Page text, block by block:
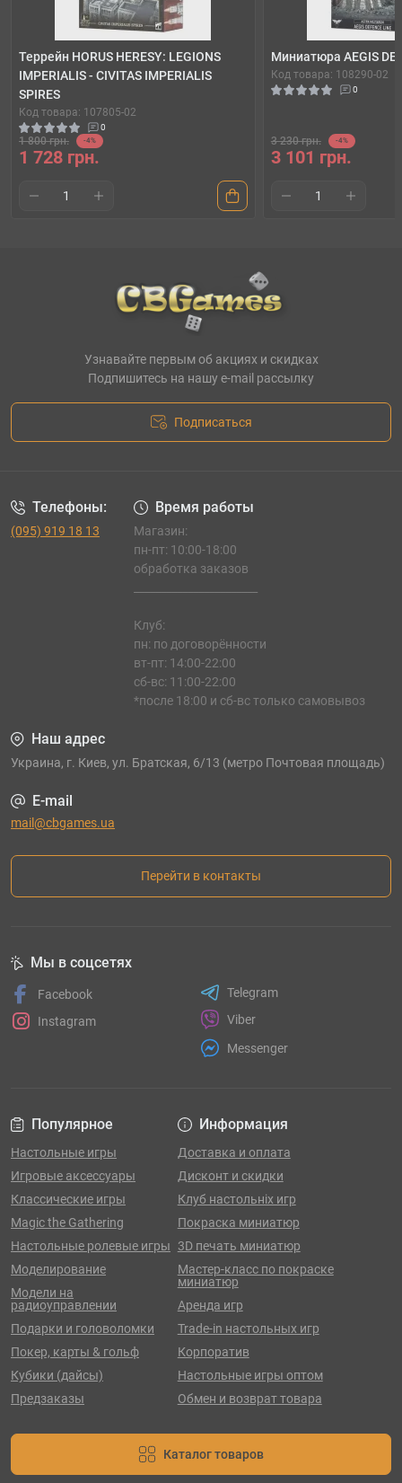
Террейн HORUS HERESY: LEGIONS
IMPERIALIS - CIVITAS IMPERIALIS
SPIRES
Код товара: 107805-02
0
1 800 грн. -4%
1 728 грн.
Миниатюра AEGIS
Код товара: 108290-02
0
3 230 грн. -4%
3 101 грн.
Узнавайте первым об акциях и скидках
Подпишитесь на нашу e-mail рассылку
Подписаться
Телефоны:
(095) 919 18 13
Время работы
Магазин:
пн-пт: 10:00-18:00
обработка заказов
Клуб:
пн: по договорённости
вт-пт: 14:00-22:00
сб-вс: 11:00-22:00
*после 18:00 и сб-вс только самовывоз
Наш адрес
Украина, г. Киев, ул. Братская, 6/13 (метро Почтовая площадь)
E-mail
mail@cbgames.ua
Перейти в контакты
Популярное
Настольные игры
Игровые аксессуары
Классические игры
Magic the Gathering
Настольные ролевые игры
Моделирование
Модели на
радиоуправлении
Подарки и головоломки
Покер, карты & гольф
Кубики (дайсы)
Предзаказы
Информация
Доставка и оплата
Дисконт и скидки
Клуб настольніх игр
Покраска миниатюр
3D печать миниатюр
Мастер-класс по покраске
миниатюр
Аренда игр
Trade-in настольных игр
Корпоратив
Настольные игры оптом
Обмен и возврат товара
Каталог товаров
Мы в соцсетях
Facebook
Instagram
Telegram
Viber
Messenger